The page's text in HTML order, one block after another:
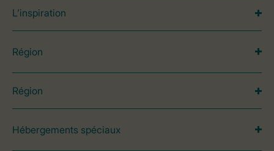
L’inspiration
Région
Région
Hébergements spéciaux